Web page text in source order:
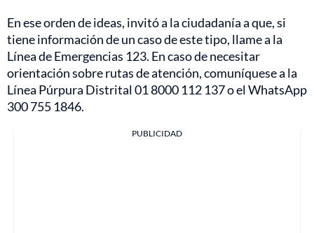
En ese orden de ideas, invitó a la ciudadanía a que, si
tiene información de un caso de este tipo, llame a la
Línea de Emergencias 123. En caso de necesitar
orientación sobre rutas de atención, comuníquese a la
Línea Púrpura Distrital 01 8000 112 137 o el WhatsApp
300 755 1846.
PUBLICIDAD